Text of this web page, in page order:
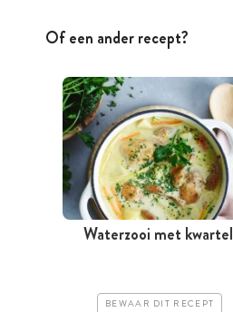
Of een ander recept?
Waterzooi met kwartel
BEWAAR DIT RECEPT